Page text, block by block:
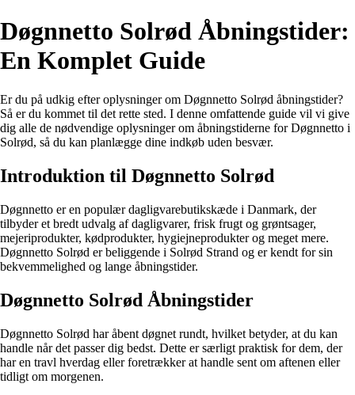
Døgnnetto Solrød Åbningstider:
En Komplet Guide
Er du på udkig efter oplysninger om Døgnnetto Solrød åbningstider?
Så er du kommet til det rette sted. I denne omfattende guide vil vi give
dig alle de nødvendige oplysninger om åbningstiderne for Døgnnetto i
Solrød, så du kan planlægge dine indkøb uden besvær.
Introduktion til Døgnnetto Solrød
Døgnnetto er en populær dagligvarebutikskæde i Danmark, der
tilbyder et bredt udvalg af dagligvarer, frisk frugt og grøntsager,
mejeriprodukter, kødprodukter, hygiejneprodukter og meget mere.
Døgnnetto Solrød er beliggende i Solrød Strand og er kendt for sin
bekvemmelighed og lange åbningstider.
Døgnnetto Solrød Åbningstider
Døgnnetto Solrød har åbent døgnet rundt, hvilket betyder, at du kan
handle når det passer dig bedst. Dette er særligt praktisk for dem, der
har en travl hverdag eller foretrækker at handle sent om aftenen eller
tidligt om morgenen.